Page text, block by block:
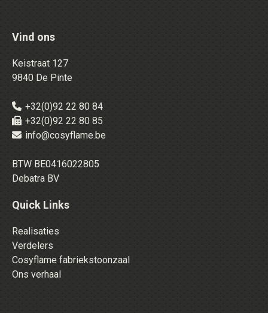
Vind ons
Keistraat 127
9840 De Pinte
+32(0)92 22 80 84
+32(0)92 22 80 85
info@cosyflame.be
BTW BE0416022805
Debatra BV
Quick Links
Realisaties
Verdelers
Cosyflame fabriekstoonzaal
Ons verhaal